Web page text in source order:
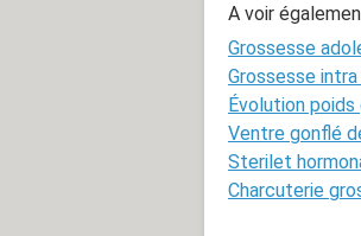
A voir
Grossesse
Grossesse
Évolution
Ventre gonflé
Sterilet
Charcuterie